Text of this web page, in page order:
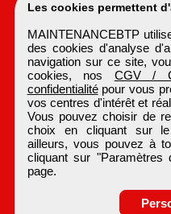
Les cookies permettent
MAINTENANCEBTP
des cookies d'analyse
navigation sur ce site,
cookies, nos CGV /
confidentialitépour vous
vos centres d'intérêt et
Vous pouvez choisir de
choix en cliquant sur le
ailleurs, vous pouvez à
cliquant sur
page.